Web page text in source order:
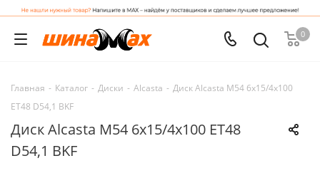
0
Главная - Каталог - Диски - Alcasta - Диск Alcasta M54 6x15/4x100
ET48 D54,1 BKF
Диск Alcasta M54 6x15/4x100 ET48
D54,1 BKF